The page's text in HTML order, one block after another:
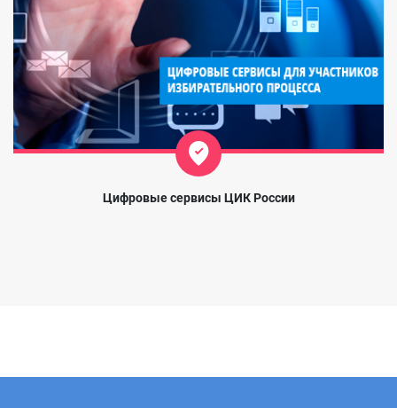
Цифровые сервисы ЦИК России